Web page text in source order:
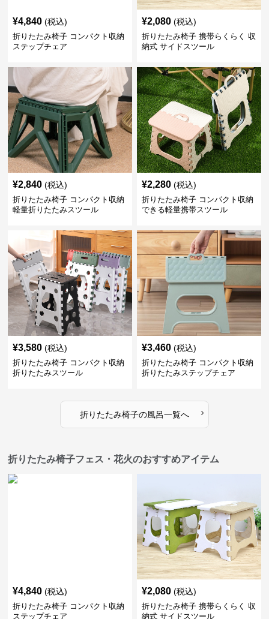
¥4,840 (税込)
折りたたみ椅子 コンパクト収納
ステップチェア
¥2,080 (税込)
折りたたみ椅子 携帯らくらく 収
納式 サイドスツール
¥2,840 (税込)
折りたたみ椅子 コンパクト収納
軽量折りたたみスツール
¥2,280 (税込)
折りたたみ椅子 コンパクト収納
できる軽量携帯スツール
¥3,580 (税込)
折りたたみ椅子 コンパクト収納
折りたたみスツール
¥3,460 (税込)
折りたたみ椅子 コンパクト収納
折りたたみステップチェア
折りたたみ椅子の風呂一覧へ ›
折りたたみ椅子フェス・花火のおすすめアイテム
¥4,840 (税込)
折りたたみ椅子 コンパクト収納
ステップチェア
¥2,080 (税込)
折りたたみ椅子 携帯らくらく 収
納式 サイドスツール